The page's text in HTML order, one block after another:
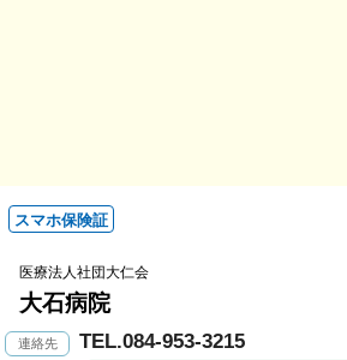
スマホ保険証
医療法人社団大仁会
大石病院
TEL.084-953-3215